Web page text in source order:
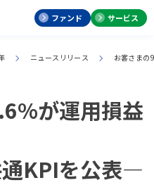
ファンド サービス
ニュースリリース お客さま
が運用損益
KPIを公表―